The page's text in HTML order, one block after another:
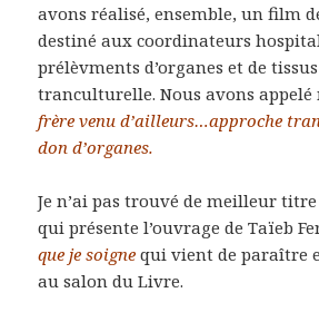
avons réalisé, ensemble, un film
destiné aux coordinateurs
prélèvments d’organes et de
tranculturelle. Nous avons
frère venu d’ailleurs…approche
don d’organes.
Je n’ai pas trouvé de meilleur
qui présente l’ouvrage de Taïeb
que je soigne qui vient de paraître
au salon du Livre.